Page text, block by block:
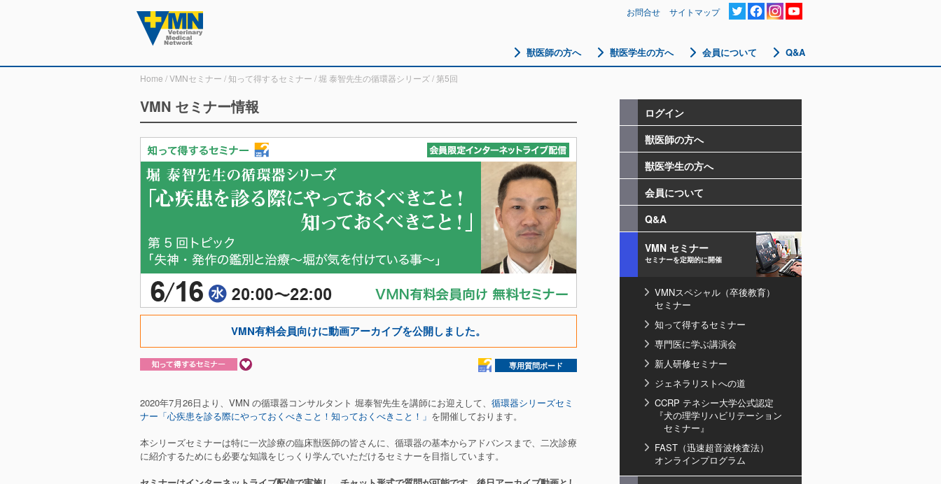
お問合せ サイトマップ
獣医師の方へ 獣医学生の方へ 会員について Q&A
Home /VMNセミナー /知って得するセミナー /堀 泰智先生の循環器シリーズ/ 第5回
ログイン
獣医師の方へ
獣医学生の方へ
会員について
Q&A
VMN セミナー
セミナーを定期的に開催
VMNスペシャル（卒後教育）
セミナー
知って得するセミナー
専門医に学ぶ講演会
新人研修セミナー
ジェネラリストへの道
CCRP テネシー大学公式認定
『犬の理学リハビリテーション
セミナー』
FAST（迅速超音波検査法）
オンラインプログラム
VMN セミナー情報
VMN有料会員向けに動画アーカイブを公開しました。
専用質問ボード
2020年7月26日より、VMN の循環器コンサルタント 堀泰智先生を講師にお迎えして、 循環器シリーズセミ
ナー「心疾患を診る際にやっておくべきこと！知っておくべきこと！」 を開催しております。
本シリーズセミナーは特に一次診療の臨床獣医師の皆さんに、循環器の基本からアドバンスまで、二次診療
に紹介するためにも必要な知識をじっくり学んでいただけるセミナーを目指しています。